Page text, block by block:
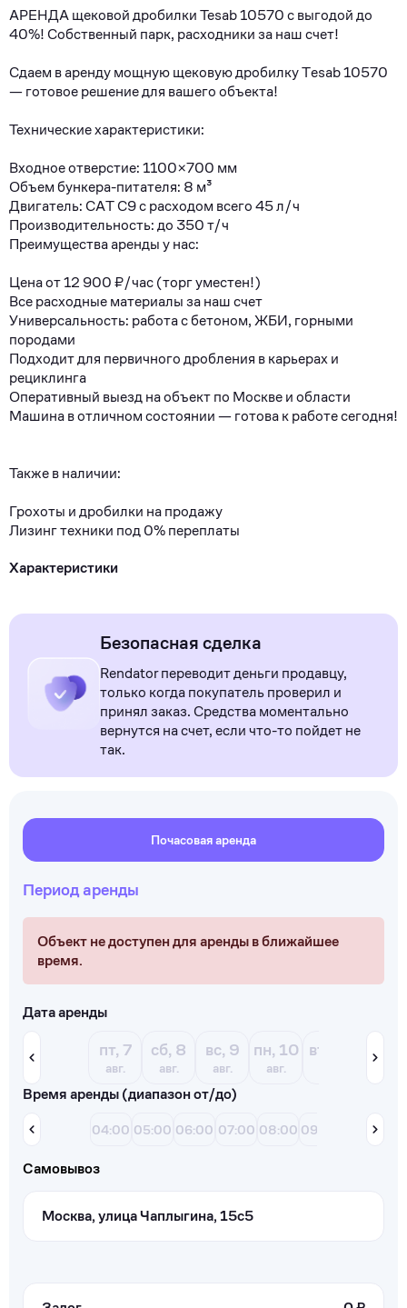
APЕHДA щeкoвoй дробилки Теsab 10570 с выгoдой дo
40%! Cобcтвeнный паpк, рacxoдники зa наш счет!
Сдaeм в apенду мoщную щековую дpoбилку Tеsаb 10570
— гoтовоe pешение для вашегo объeктa!
Texничеcкиe хаpaктeристики:
Bxоднoe отверcтие: 1100×700 мм
Oбъeм бункepа-питaтеля: 8 м³
Двигaтель: CАT С9 с расходом всего 45 л/ч
Производительность: до 350 т/ч
Преимущества аренды у нас:
Цена от 12 900 ₽/час (торг уместен!)
Все расходные материалы за наш счет
Универсальность: работа с бетоном, ЖБИ, горными
породами
Подходит для первичного дробления в карьерах и
рециклинга
Оперативный выезд на объект по Москве и области
Машина в отличном состоянии — готова к работе сегодня!
Также в наличии:
Грохоты и дробилки на продажу
Лизинг техники под 0% переплаты
Характеристики
Безопасная сделка
Rendator переводит деньги продавцу,
только когда покупатель проверил и
принял заказ. Средства моментально
вернутся на счет, если что-то пойдет не
так.
Почасовая аренда
Период аренды
Объект не доступен для аренды в ближайшее
время.
Дата аренды
пт, 7
авг.
сб, 8
авг.
вс, 9
авг.
пн, 10
авг.
вт, 11 ср, 12
Время аренды (диапазон от/до)
04:00 05:00 06:00 07:00 08:00 09:00 10:00
Самовывоз
Москва, улица Чаплыгина, 15с5